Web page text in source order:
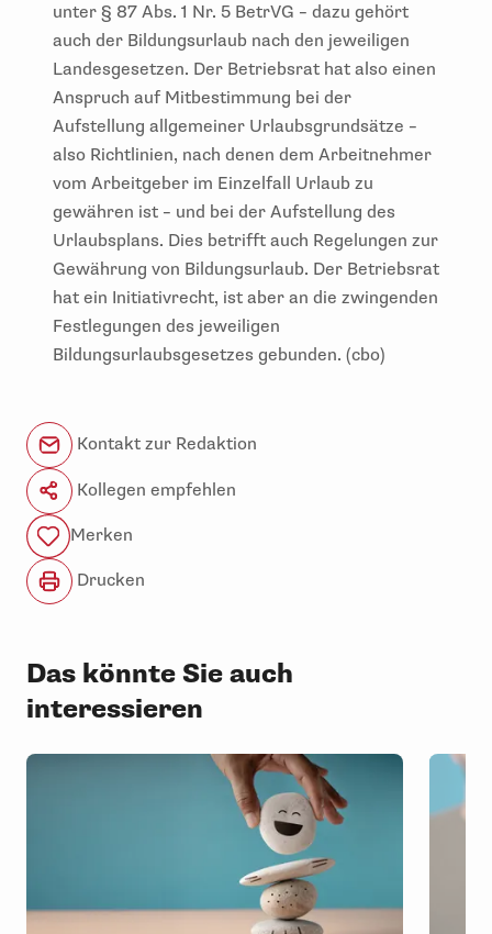
unter § 87 Abs. 1 Nr. 5 BetrVG – dazu gehört
auch der Bildungsurlaub nach den jeweiligen
Landesgesetzen. Der Betriebsrat hat also einen
Anspruch auf Mitbestimmung bei der
Aufstellung allgemeiner Urlaubsgrundsätze –
also Richtlinien, nach denen dem Arbeitnehmer
vom Arbeitgeber im Einzelfall Urlaub zu
gewähren ist – und bei der Aufstellung des
Urlaubsplans. Dies betrifft auch Regelungen zur
Gewährung von Bildungsurlaub. Der Betriebsrat
hat ein Initiativrecht, ist aber an die zwingenden
Festlegungen des jeweiligen
Bildungsurlaubsgesetzes gebunden. (cbo)
Kontakt zur Redaktion
Kollegen empfehlen
Merken
Drucken
Das könnte Sie auch
interessieren